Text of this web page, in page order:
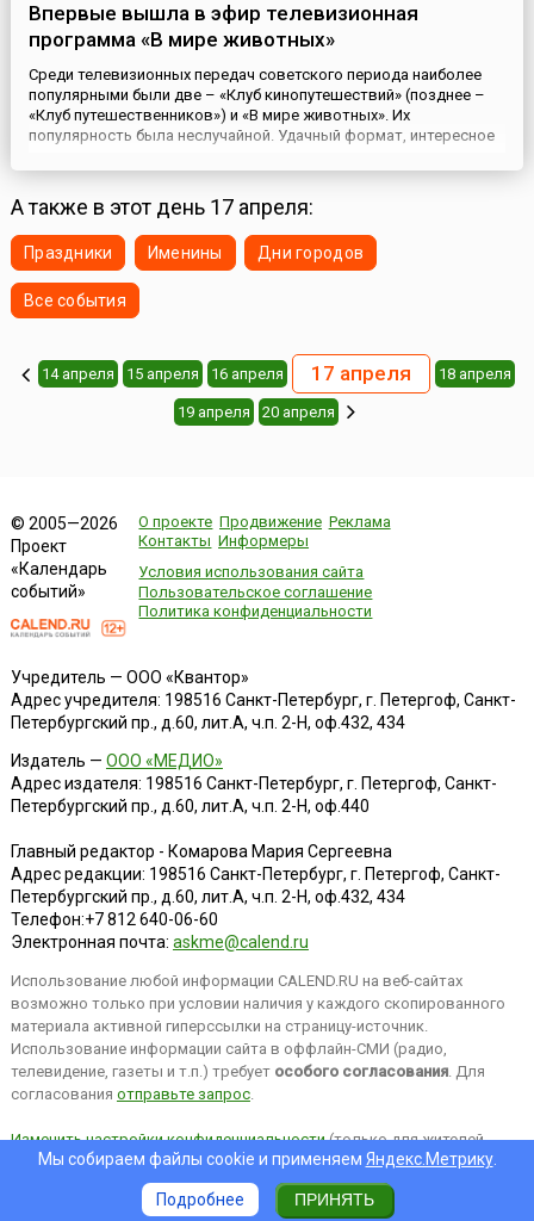
Впервые вышла в эфир телевизионная
программа «В мире животных»
Среди телевизионных передач советского периода наиболее
популярными были две – «Клуб кинопутешествий» (позднее –
«Клуб путешественников») и «В мире животных». Их
популярность была неслучайной. Удачный формат, интересное
невероятно обаятельными и интеллектуальными ведущими,
стали залогом успеха на долгие годы. Обе передачи пережили
распад СССР и прод...
А также в этот день 17 апреля:
Праздники Именины Дни городов
Все события
14 апреля 15 апреля 16 апреля 17 апреля 18 апреля
19 апреля 20 апреля
© 2005—2026
Проект
«Календарь
событий»
О проекте Продвижение Реклама
Контакты Информеры
Условия использования сайта
Пользовательское соглашение
Политика конфиденциальности
Учредитель — ООО «Квантор»
Адрес учредителя: 198516 Санкт-Петербург, г. Петергоф, Санкт-
Петербургский пр., д.60, лит.А, ч.п. 2-Н, оф.432, 434
Издатель — ООО «МЕДИО»
Адрес издателя: 198516 Санкт-Петербург, г. Петергоф, Санкт-
Петербургский пр., д.60, лит.А, ч.п. 2-Н, оф.440
Главный редактор - Комарова Мария Сергеевна
Адрес редакции: 198516 Санкт-Петербург, г. Петергоф, Санкт-
Петербургский пр., д.60, лит.А, ч.п. 2-Н, оф.432, 434
Телефон:+7 812 640-06-60
Электронная почта: askme@calend.ru
Использование любой информации CALEND.RU на веб-сайтах
возможно только при условии наличия у каждого скопированного
материала активной гиперссылки на страницу-источник.
Использование информации сайта в оффлайн-СМИ (радио,
телевидение, газеты и т.п.) требует особого согласования. Для
согласования отправьте запрос.
Изменить настройки конфиденциальности(только для жителей
EEA).Мы собираем файлы cookie и применяем Яндекс.Метрику.
Подробнее ПРИНЯТЬ